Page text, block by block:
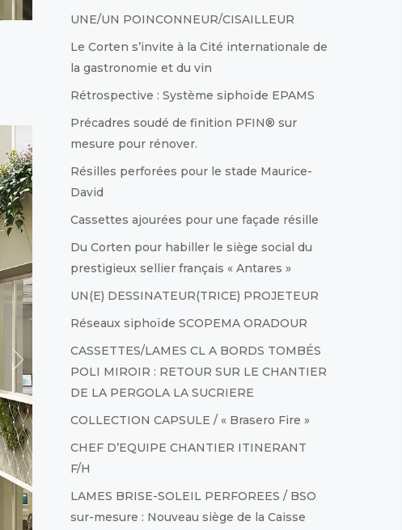
UNE/UN POINCONNEUR/CISAILLEUR
Le Corten s’invite à la Cité internationale de
la gastronomie et du vin
Rétrospective : Système siphoïde EPAMS
Précadres soudé de finition PFIN® sur
mesure pour rénover.
Résilles perforées pour le stade Maurice-
David
Cassettes ajourées pour une façade résille
Du Corten pour habiller le siège social du
prestigieux sellier français « Antares »
UN(E) DESSINATEUR(TRICE) PROJETEUR
Réseaux siphoïde SCOPEMA ORADOUR
CASSETTES/LAMES CL A BORDS TOMBÉS
POLI MIROIR : RETOUR SUR LE CHANTIER
DE LA PERGOLA LA SUCRIERE
COLLECTION CAPSULE / « Brasero Fire »
CHEF D’EQUIPE CHANTIER ITINERANT
F/H
LAMES BRISE-SOLEIL PERFOREES / BSO
sur-mesure : Nouveau siège de la Caisse